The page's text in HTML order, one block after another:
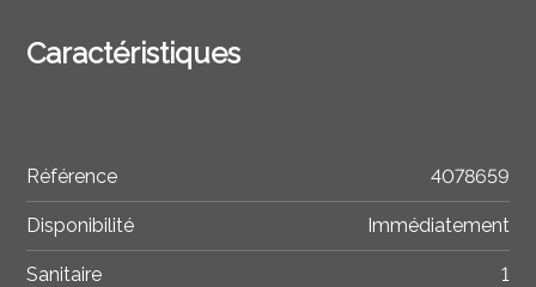
Caractéristiques
Référence 4078659
Disponibilité Immédiatement
Sanitaire 1